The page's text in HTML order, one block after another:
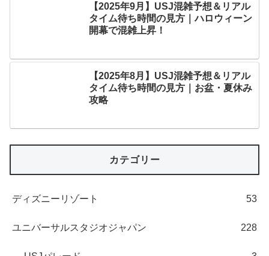
タイム待ち時間の見方｜お盆・夏休み
攻略
カテゴリー
ユニバーサルスタジオジャパン 228
USJパレード 3
USJイベント 83
USJ攻略 56